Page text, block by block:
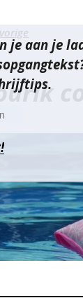
je aan je
vorige